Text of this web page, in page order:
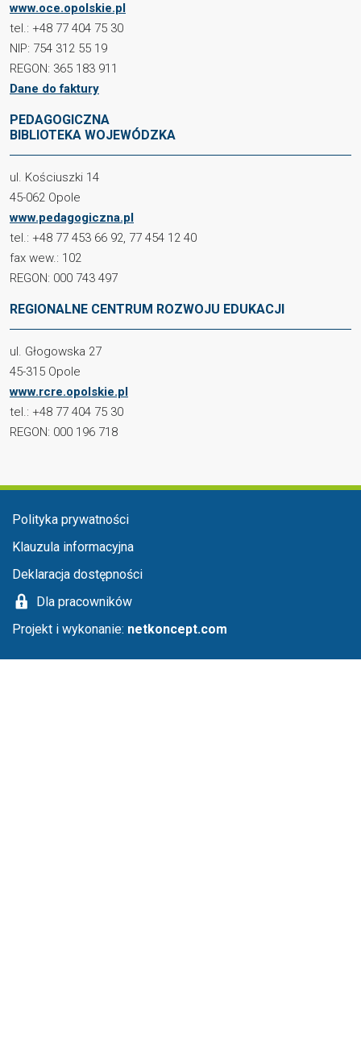
www.oce.opolskie.pl
tel.: +48 77 404 75 30
NIP: 754 312 55 19
REGON: 365 183 911
Dane do faktury
PEDAGOGICZNA
BIBLIOTEKA WOJEWÓDZKA
ul. Kościuszki 14
45-062 Opole
www.pedagogiczna.pl
tel.: +48 77 453 66 92, 77 454 12 40
fax wew.: 102
REGON: 000 743 497
REGIONALNE CENTRUM ROZWOJU EDUKACJI
ul. Głogowska 27
45-315 Opole
www.rcre.opolskie.pl
tel.: +48 77 404 75 30
REGON: 000 196 718
Menu stopka
Polityka prywatności
Klauzula informacyjna
Deklaracja dostępności
Dla pracowników
Projekt i wykonanie: netkoncept.com